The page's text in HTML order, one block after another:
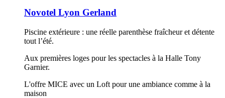
Novotel Lyon Gerland
Piscine extérieure : une réelle parenthèse fraîcheur et détente
tout l’été.
Aux premières loges pour les spectacles à la Halle Tony
Garnier.
L'offre MICE avec un Loft pour une ambiance comme à la
maison